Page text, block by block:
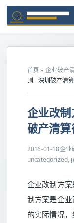
首页 » 企业破产
则 - 深圳破产清
企业改
破产清算
2016-01-18企业
uncategorized,
企业改制方
制方案是企
的实际情况